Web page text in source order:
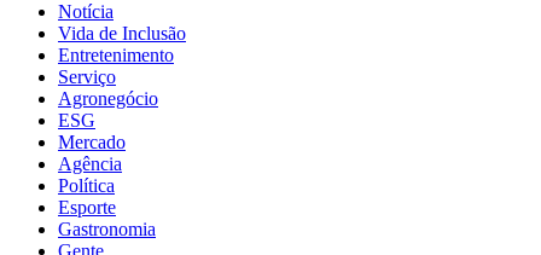
Notícia
Vida de Inclusão
Entretenimento
Serviço
Agronegócio
ESG
Mercado
Agência
Política
Esporte
Gastronomia